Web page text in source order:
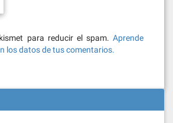
para reducir el spam. Aprende
los datos de tus comentarios.